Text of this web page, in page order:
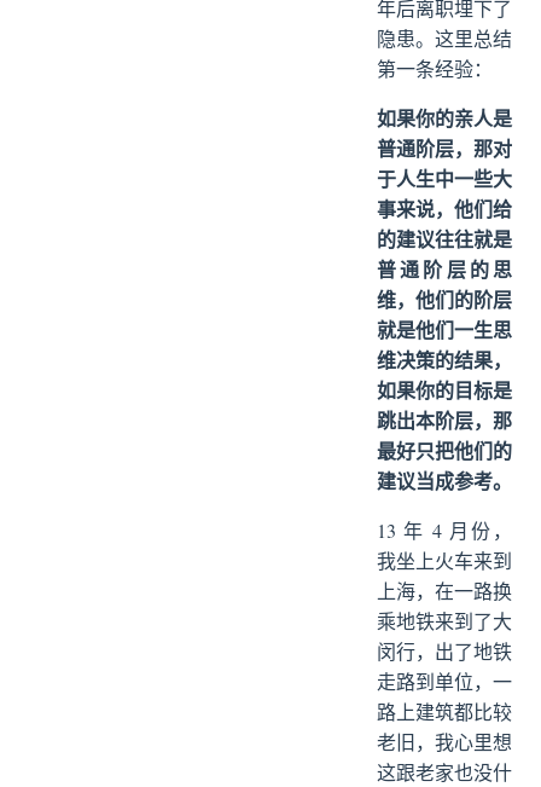
年后离职埋下了
隐患。这里总结
第一条经验：
如果你的亲人是
普通阶层，那对
于人生中一些大
事来说，他们给
的建议往往就是
普通阶层的思
维，他们的阶层
就是他们一生思
维决策的结果，
如果你的目标是
跳出本阶层，那
最好只把他们的
建议当成参考。
13 年 4 月份，
我坐上火车来到
上海，在一路换
乘地铁来到了大
闵行，出了地铁
走路到单位，一
路上建筑都比较
老旧，我心里想
这跟老家也没什